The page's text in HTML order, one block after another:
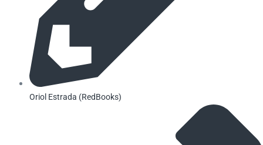
Oriol Estrada (RedBooks)